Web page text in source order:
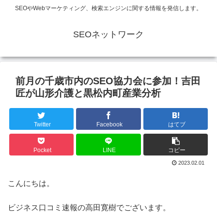
SEOやWebマーケティング、検索エンジンに関する情報を発信します。
SEOネットワーク
前月の千歳市内のSEO協力会に参加！吉田
匠が山形介護と黒松内町産業分析
Twitter Facebook はてブ
Pocket LINE コピー
2023.02.01
こんにちは。
ビジネス口コミ速報の高田寛樹でございます。